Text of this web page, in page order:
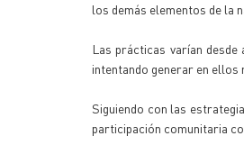
los demás elementos de la
Las prácticas varían
intentando generar en ellos
Siguiendo con las
participación comunitaria